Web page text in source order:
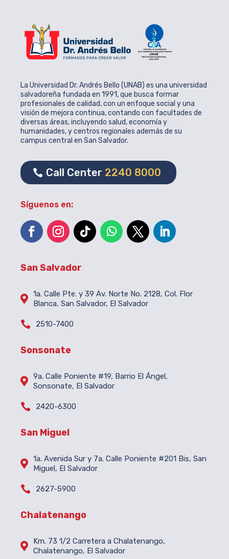
La Universidad Dr. Andrés Bello (UNAB) es una universidad
salvadoreña fundada en 1991, que busca formar
profesionales de calidad, con un enfoque social y una
visión de mejora continua, contando con facultades de
diversas áreas, incluyendo salud, economía y
humanidades, y centros regionales además de su
campus central en San Salvador.
Call Center 2240 8000
Síguenos en:
San Salvador
 1a. Calle Pte. y 39 Av. Norte No. 2128, Col. Flor
Blanca, San Salvador, El Salvador
 2510-7400
Sonsonate
 9a. Calle Poniente #19, Barrio El Ángel,
Sonsonate, El Salvador
 2420-6300
San Miguel
 1a. Avenida Sur y 7a. Calle Poniente #201 Bis, San
Miguel, El Salvador
 2627-5900
Chalatenango

Km. 73 1/2 Carretera a Chalatenango,
Chalatenango, El Salvador